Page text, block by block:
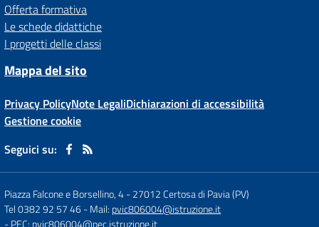
Offerta formativa
Le schede didattiche
I progetti delle classi
Mappa del sito
Privacy PolicyNote LegaliDichiarazioni di accessibilità
Gestione cookie
Seguici su:
Piazza Falcone e Borsellino, 4-27012 Certosa di Pavia (PV)
Tel 0382 92 57 46- Mail: pvic806004@istruzione.it
- PEC: pvic806004@pec.istruzione.it